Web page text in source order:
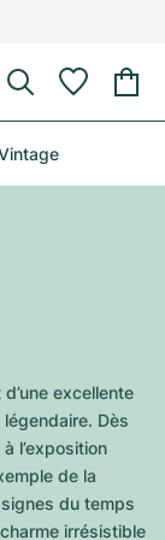
excellente
Dès
l’exposition
de la
du temps
irrésistible